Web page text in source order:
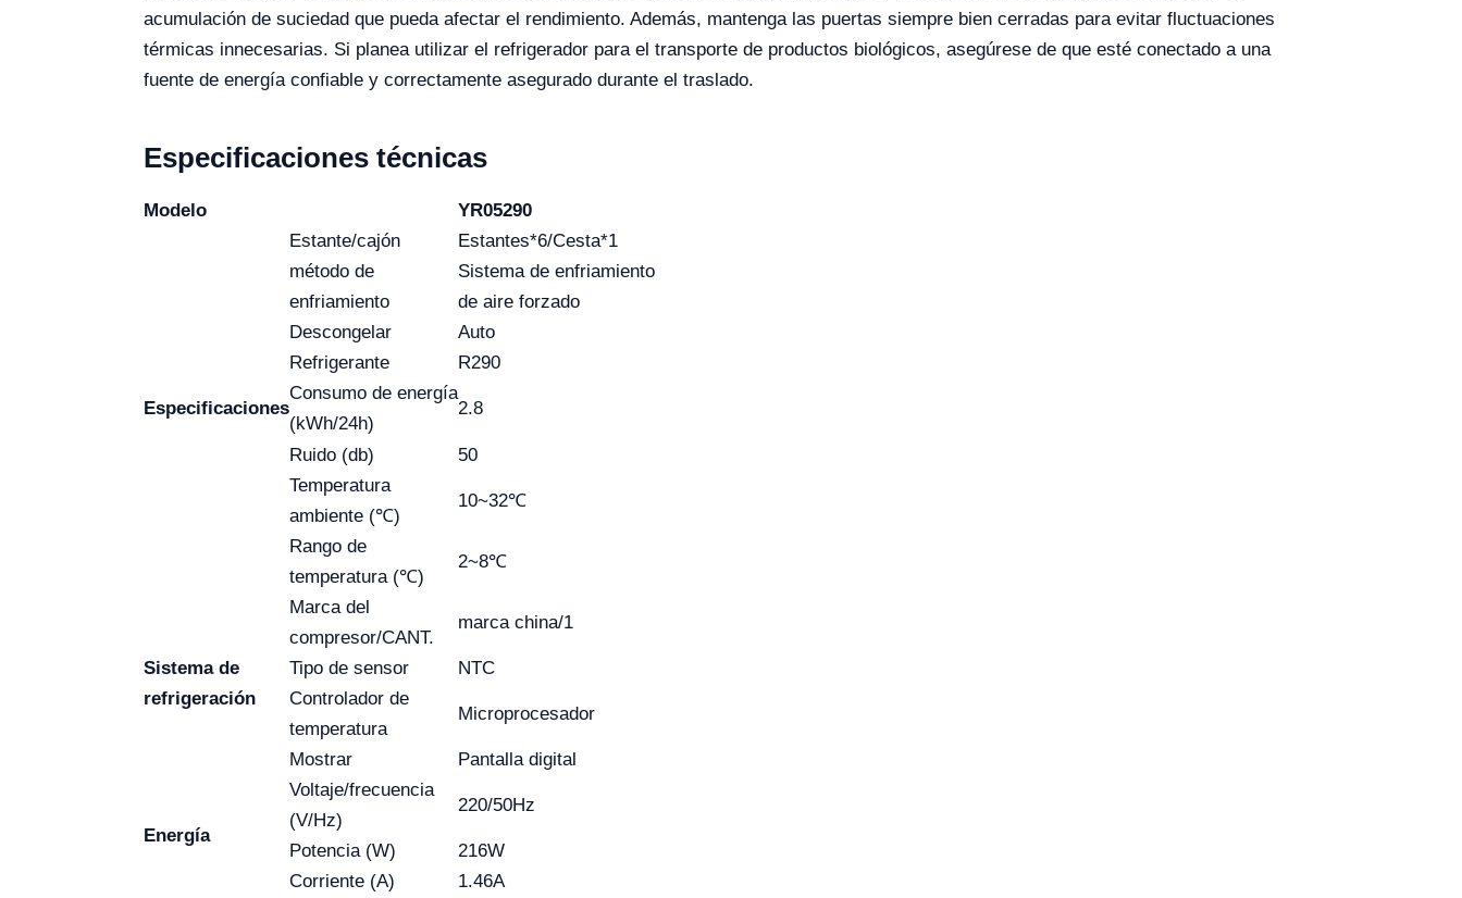
acumulación de suciedad que pueda afectar el rendimiento. Además, mantenga las puertas siempre bien cerradas para evitar fluctuaciones
térmicas innecesarias. Si planea utilizar el refrigerador para el transporte de productos biológicos, asegúrese de que esté conectado a una
fuente de energía confiable y correctamente asegurado durante el traslado.
Especificaciones técnicas
Modelo YR05290
Especificaciones
Estante/cajón
Estantes*6/Cesta*1
método de
enfriamiento
Sistema de enfriamiento
de aire forzado
Descongelar
Auto
Refrigerante
R290
Consumo de energía
(kWh/24h)
2.8
Ruido (db)
50
Temperatura
ambiente (℃)
10~32℃
Rango de
temperatura (℃)
2~8℃
Sistema de
refrigeración
Marca del
compresor/CANT.
marca china/1
Tipo de sensor
NTC
Controlador de
temperatura
Microprocesador
Mostrar Pantalla digital
Energía
Voltaje/frecuencia
(V/Hz)
220/50Hz
Potencia (W)
216W
Corriente (A)
1.46A